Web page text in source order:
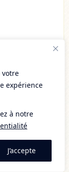
votre
expérience
à notre
J’accepte